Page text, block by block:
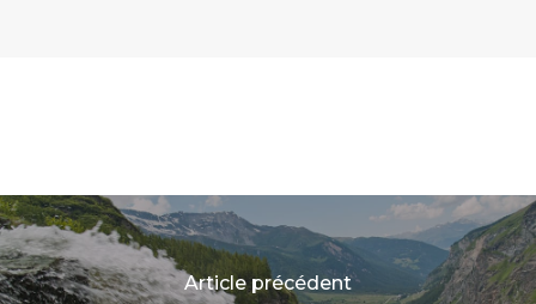
Article précédent